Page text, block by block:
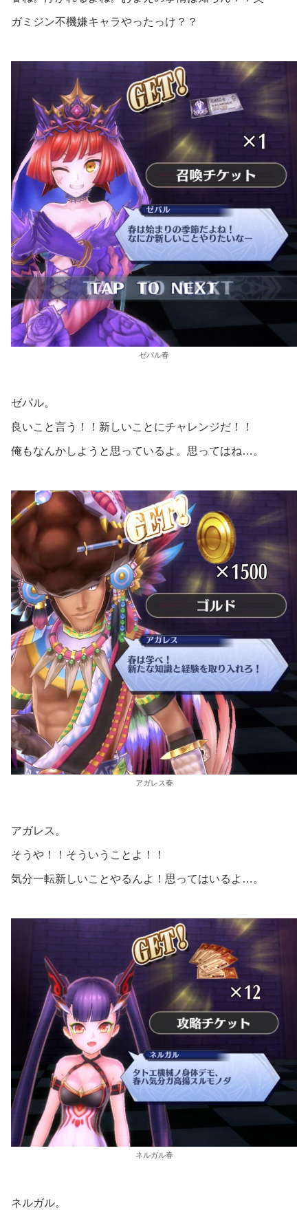
ガミジン不機嫌キャラやったっけ？？
ゼパル春
ゼパル。
良いこと言う！！新しいことにチャレンジだ！！
俺もなんかしようと思っているよ。思ってはね…。
アガレス春
アガレス。
そうや！！そういうことよ！！
気分一転新しいことやるんよ！思ってはいるよ…。
ネルガル春
ネルガル。